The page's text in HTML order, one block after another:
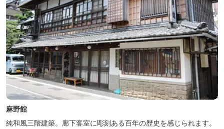
麻野館
純和風三階建築。廊下客室に彫刻ある百年の歴史を感じられます。